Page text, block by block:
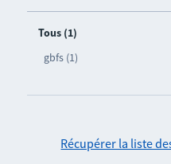
Tous (1)
gbfs (1)
Récupérer la liste